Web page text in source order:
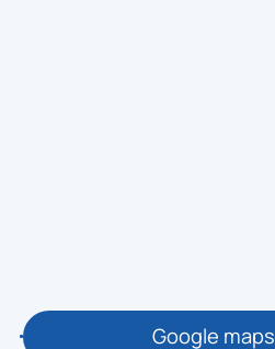
🕒 10:15 / 11:00Google maps